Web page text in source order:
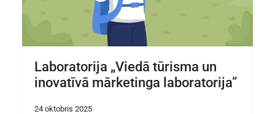
Laboratorija „Viedā tūrisma un
inovatīvā mārketinga laboratorija”
24 oktobris 2025